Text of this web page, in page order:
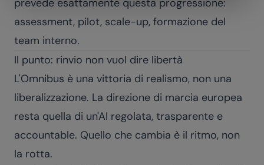
prevede esattamente questa progressione:
assessment, pilot, scale-up, formazione del
team interno.
Il punto: rinvio non vuol dire libertà
L'Omnibus è una vittoria di realismo, non una
liberalizzazione. La direzione di marcia europea
resta quella di un'AI regolata, trasparente e
accountable. Quello che cambia è il ritmo, non
la rotta.